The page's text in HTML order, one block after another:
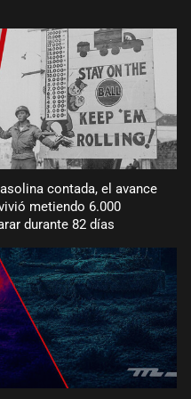
contada, el avance
metiendo 6.000
durante 82 días